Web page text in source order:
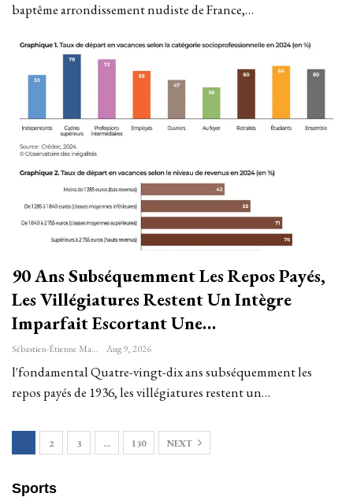
baptême arrondissement nudiste de France,…
90 Ans Subséquemment Les Repos Payés,
Les Villégiatures Restent Un Intègre
Imparfait Escortant Une…
Sébastien-Étienne Marechal Aug 9, 2026
l'fondamental Quatre-vingt-dix ans subséquemment les
repos payés de 1936, les villégiatures restent un…
2 3 … 130 NEXT
Sports